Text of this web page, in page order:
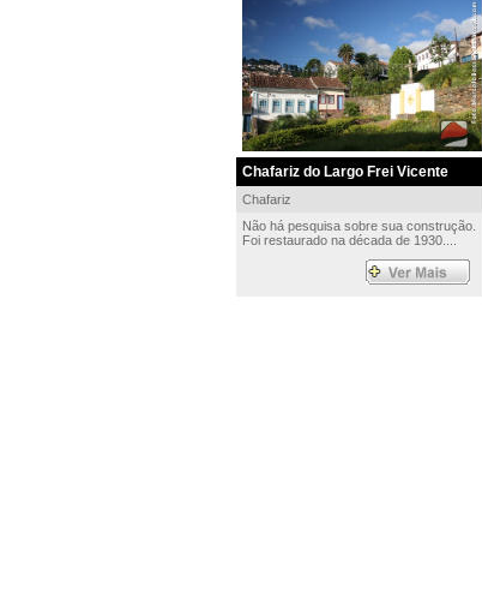
Chafariz do Largo Frei Vicente
Chafariz
Não há pesquisa sobre sua construção.
Foi restaurado na década de 1930....